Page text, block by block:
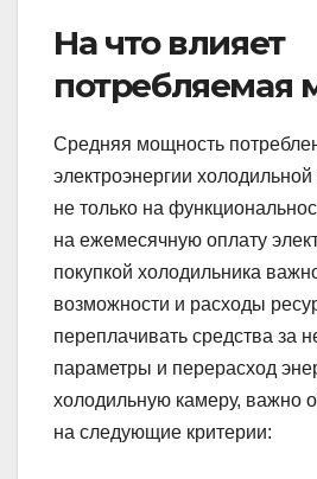
На что влияет
потребляемая
Средняя мощность
электроэнергии
не только на
на ежемесячную оплату
покупкой холодильника
возможности и расходы
переплачивать средства за
параметры и перерасход
холодильную камеру, важно
на следующие критерии: